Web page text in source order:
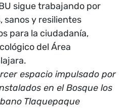
sigue trabajando por
sanos y resilientes
para la ciudadanía,
del Área
espacio impulsado por
en el Bosque los
Tlaquepaque